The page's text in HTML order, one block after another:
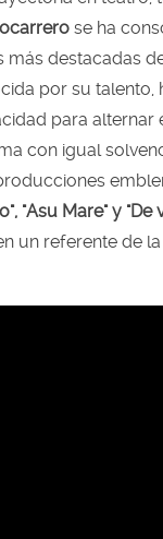
se ha
más destacadas
por su talento,
para alternar
con igual
"Asu Mare" y "De
un referente de